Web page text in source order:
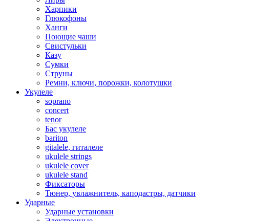
Харпики
Глюкофоны
Ханги
Поющие чаши
Свистульки
Казу
Сумки
Струны
Ремни, ключи, порожки, колотушки
Укулеле
soprano
concert
tenor
Бас укулеле
bariton
gitalele, гиталеле
ukulele strings
ukulele cover
ukulele stand
Фиксаторы
Тюнер, увлажнитель, каподастры, датчики
Ударные
Ударные установки